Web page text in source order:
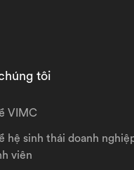
tôi
VIMC
hệ sinh thái doanh
viên